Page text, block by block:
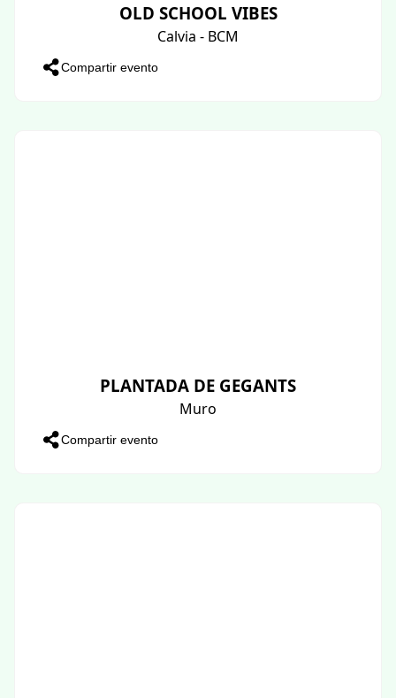
OLD SCHOOL VIBES
Calvia - BCM
Compartir evento
PLANTADA DE GEGANTS
Muro
Compartir evento